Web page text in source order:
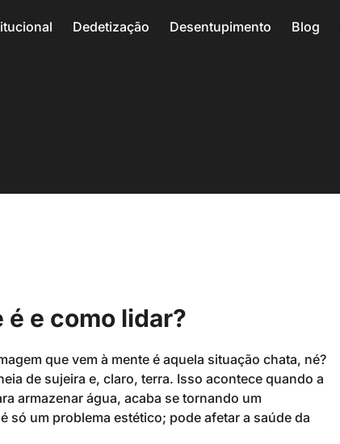
Dedetização Desentupimento Blog
é e como lidar?
que vem à mente é aquela situação chata, né?
de sujeira e, claro, terra. Isso acontece quando a
armazenar água, acaba se tornando um
só um problema estético; pode afetar a saúde da